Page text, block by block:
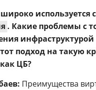
используется
. Какие проблемы с
инфраструктурой
подход на такую
ЦБ?
Преимущества